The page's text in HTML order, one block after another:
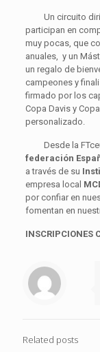
Un circuito
participan en
muy pocas, que
anuales, y un
un regalo de
campeones y
firmado por los
Copa Davis y
personalizado.
Desde la
federación
a través de su
empresa local
por confiar en
fomentan en
INSCRIPCIONES
Related posts